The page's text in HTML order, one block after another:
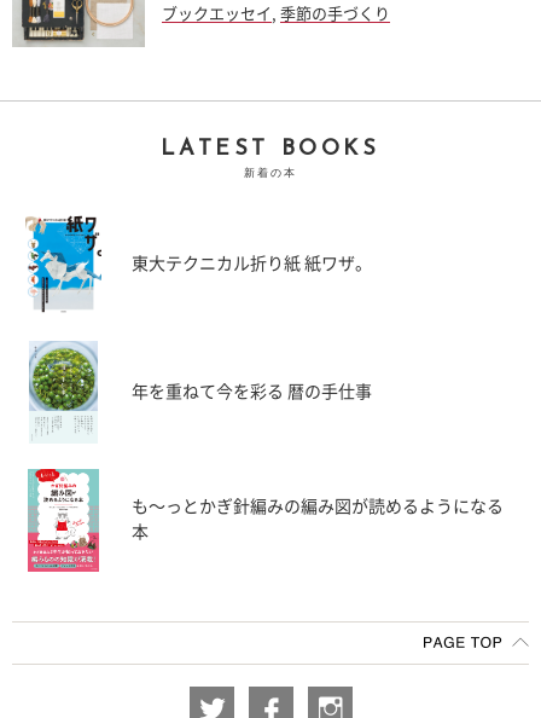
ブックエッセイ 季節の手づくり
LATEST BOOKS
新着の本
東大テクニカル折り紙 紙ワザ。
年を重ねて今を彩る 暦の手仕事
も〜っとかぎ針編みの編み図が読めるようになる
本